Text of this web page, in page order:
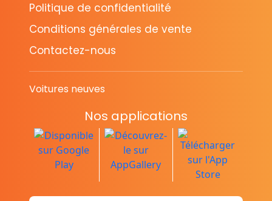
Politique de confidentialité
Conditions générales de vente
Contactez-nous
Voitures neuves
Nos applications